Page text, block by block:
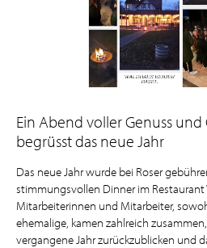
Ein Abend voller Genuss und
begrüsst das neue Jahr
Das neue Jahr wurde bei Roser
stimmungsvollen Dinner im Restaurant
Mitarbeiterinnen und Mitarbeiter,
ehemalige, kamen zahlreich
vergangene Jahr zurückzublicken und